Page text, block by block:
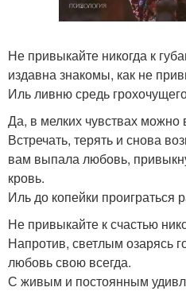
Не привыкайте никогда к
издавна знакомы, как не
Иль ливню средь
Да, в мелких чувствах можно
Встречать, терять и снова
вам выпала любовь,
кровь.
Иль до копейки проиграться
Не привыкайте к счастью
Напротив, светлым озарясь
любовь свою всегда.
С живым и постоянным